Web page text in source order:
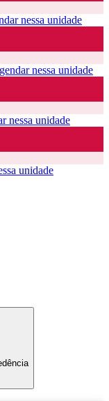
nessa unidade
nessa unidade
nessa unidade
unidade